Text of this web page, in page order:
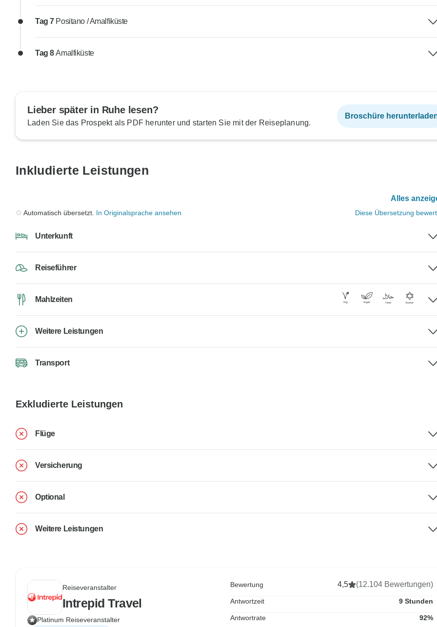
Tag 7 Positano / Amalfiküste
Tag 8Amalfiküste
Lieber später in Ruhe lesen?
Laden Sie das Prospekt als PDF herunter und starten Sie mit der Reiseplanung.
Broschüre
Inkludierte Leistungen
Alles
Automatisch übersetzt. In Originalsprache ansehen Diese Übersetzung
Unterkunft
Reiseführer
Mahlzeiten
Weitere Leistungen
Transport
Exkludierte Leistungen
Flüge
Versicherung
Optional
Weitere Leistungen
Reiseveranstalter
Intrepid Travel
Platinum Reiseveranstalter
Bewertung 4,5 (12.104 Bewertungen)
Antwortzeit 9 Stunden
Antwortrate 92%